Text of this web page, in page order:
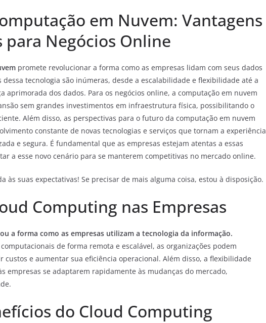
em Nuvem: Vantagens
para Negócios Online
promete revolucionar a forma como as empresas lidam com seus dados
dessa tecnologia são inúmeras, desde a escalabilidade e flexibilidade até a
aprimorada dos dados. Para os negócios online, a computação em nuvem
sem grandes investimentos em infraestrutura física, possibilitando o
Além disso, as perspectivas para o futuro da computação em nuvem
constante de novas tecnologias e serviços que tornam a experiência
e segura. É fundamental que as empresas estejam atentas a essas
a esse novo cenário para se manterem competitivas no mercado online.
às suas expectativas! Se precisar de mais alguma coisa, estou à disposição.
Computing nas Empresas
a forma como as empresas utilizam a tecnologia da informação.
de forma remota e escalável, as organizações podem
custos e aumentar sua eficiência operacional. Além disso, a flexibilidade
empresas se adaptarem rapidamente às mudanças do mercado,
do Cloud Computing